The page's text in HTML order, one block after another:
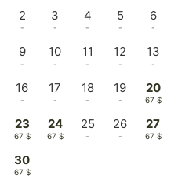
2
-
3
-
4
-
5
-
6
-
9
-
10
-
11
-
12
-
13
-
16
-
17
-
18
-
19
-
20
67 $
23
67 $
24
67 $
25
-
26
-
27
67 $
30
67 $